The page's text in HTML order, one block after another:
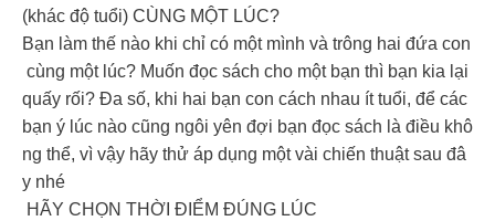
(khác độ tuổi) CÙNG MỘT LÚC?
Bạn làm thế nào khi chỉ có một mình và trông hai đứa con
cùng một lúc? Muốn đọc sách cho một bạn thì bạn kia lại
quấy rối? Đa số, khi hai bạn con cách nhau ít tuổi, để các
bạn ý lúc nào cũng ngôi yên đợi bạn đọc sách là điều khô
ng thể, vì vậy hãy thử áp dụng một vài chiến thuật sau đâ
y nhé
HÃY CHỌN THỜI ĐIỂM ĐÚNG LÚC